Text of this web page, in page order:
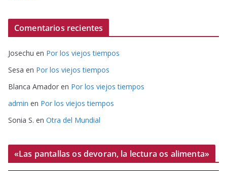
Comentarios recientes
Josechu en Por los viejos tiempos
Sesa en Por los viejos tiempos
Blanca Amador en Por los viejos tiempos
admin en Por los viejos tiempos
Sonia S. en Otra del Mundial
«Las pantallas os devoran, la lectura os alimenta»